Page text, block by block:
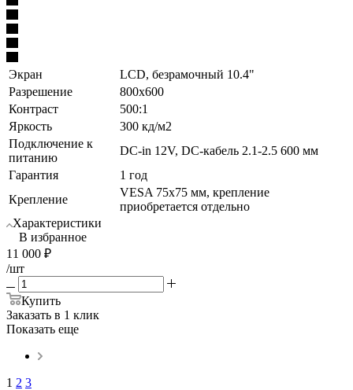
Экран
LCD, безрамочный 10.4"
Разрешение
800х600
Контраст
500:1
Яркость
300 кд/м2
Подключение к
питанию
DC-in 12V, DC-кабель 2.1-2.5 600 мм
Гарантия
1 год
Крепление
VESA 75х75 мм, крепление
приобретается отдельно
Характеристики
В избранное
11 000 ₽
/шт
Купить
Заказать в 1 клик
Показать еще
1 2 3